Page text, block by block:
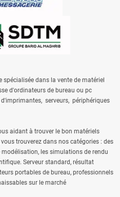
dans la vente de matériel
d'ordinateurs de bureau ou pc
imprimantes, serveurs, périphériques
aidant à trouver le bon matériels
trouverez dans nos catégories : des
les simulations de rendu
Serveur standard, résultat
portables de bureau, professionnels
sur le marché